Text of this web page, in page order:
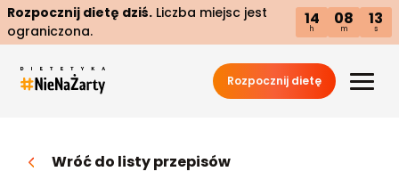
Rozpocznij dietę dziś. Liczba miejsc jest
ograniczona.
14
h
08
m
12
s
Rozpocznij dietę
Wróć do listy przepisów